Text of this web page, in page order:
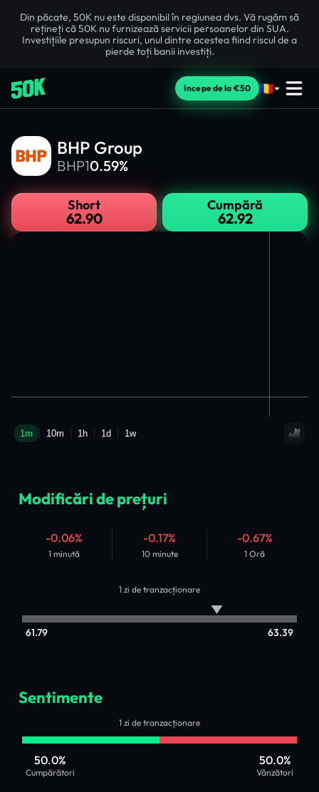
Din păcate, 50K nu este disponibil în regiunea dvs. Vă rugăm să
rețineți că 50K nu furnizează servicii persoanelor din SUA.
Investițiile presupun riscuri, unul dintre acestea fiind riscul de a
pierde toți banii investiți.
Începe de la €50
BHP Group
BHP10.59%
Short
62.90
Cumpără
62.92
Modificări de prețuri
-0.06%
1 minută
-0.17%
10 minute
-0.67%
1 Oră
1 zi de tranzacționare
61.79 63.39
Sentimente
1 zi de tranzacționare
50.0%
Cumpărători
50.0%
Vânzători